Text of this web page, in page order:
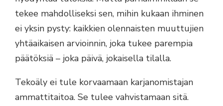
tekee mahdolliseksi sen, mihin kukaan ihminen
ei yksin pysty: kaikkien olennaisten muuttujien
yhtäaikaisen arvioinnin, joka tukee parempia
päätöksiä – joka päivä, jokaisella tilalla.
Tekoäly ei tule korvaamaan karjanomistajan
ammattitaitoa. Se tulee vahvistamaan sitä.